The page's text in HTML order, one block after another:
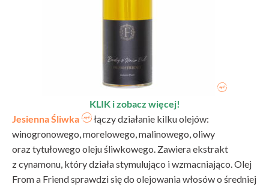
KLIK i zobacz więcej!
Jesienna Śliwka
łączy działanie kilku olejów:
winogronowego, morelowego, malinowego, oliwy
oraz tytułowego oleju śliwkowego. Zawiera ekstrakt
z cynamonu, który działa stymulująco i wzmacniająco. Olej
From a Friend sprawdzi się do olejowania włosów o średniej